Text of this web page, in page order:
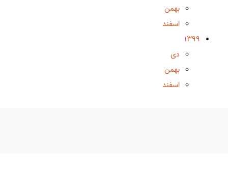
بهمن
اسفند
1399
دی
بهمن
اسفند